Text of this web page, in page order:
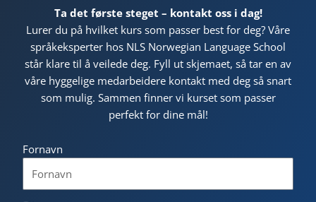
Ta det første steget – kontakt oss i dag!
Lurer du på hvilket kurs som passer best for deg? Våre
språkeksperter hos NLS Norwegian Language School
står klare til å veilede deg. Fyll ut skjemaet, så tar en av
våre hyggelige medarbeidere kontakt med deg så snart
som mulig. Sammen finner vi kurset som passer
perfekt for dine mål!
Fornavn